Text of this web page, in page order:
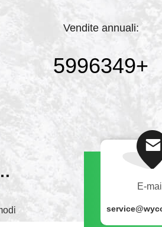
Vendite annuali:
6000000+
wechat E-mail